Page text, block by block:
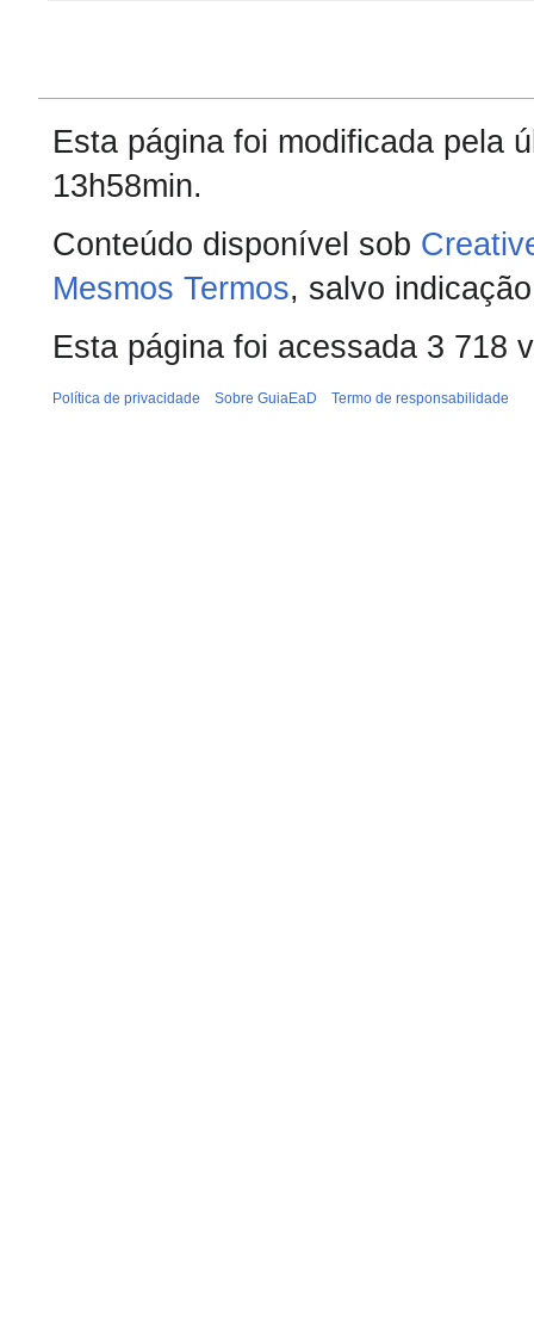
Esta página foi modificada pela
13h58min.
Conteúdo disponível sob
Mesmos Termos, salvo
Esta página foi acessada 3 718
Política de privacidade Sobre GuiaEaD Termo de responsabilidade